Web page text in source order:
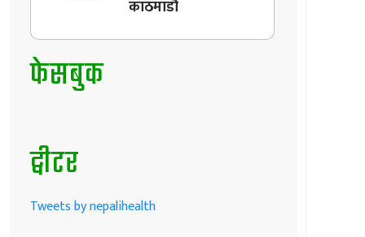
काठमाडौँ
फेसबुक
ट्वीटर
Tweets by nepalihealth